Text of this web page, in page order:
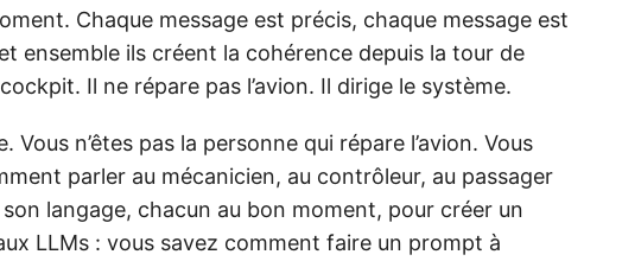
Chaque message est précis, chaque message est
ensemble ils créent la cohérence depuis la tour de
Il ne répare pas l’avion. Il dirige le système.
Vous n’êtes pas la personne qui répare l’avion. Vous
parler au mécanicien, au contrôleur, au passager
langage, chacun au bon moment, pour créer un
LLMs : vous savez comment faire un prompt à